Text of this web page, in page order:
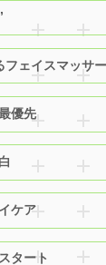
フェイスマッサ
優先
ケア
タート